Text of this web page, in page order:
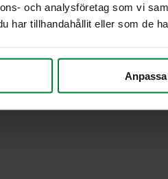
och analysföretag som vi
har tillhandahållit eller som de
Anpassa